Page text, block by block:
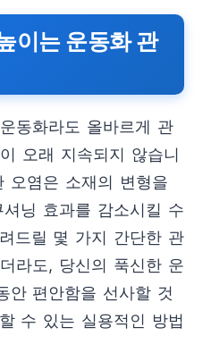
이는 운동화 관
동화라도 올바르게 관
오래 지속되지 않습니
오염은 소재의 변형을
닝 효과를 감소시킬 수
드릴 몇 가지 간단한 관
라도, 당신의 푹신한 운
안 편안함을 선사할 것
수 있는 실용적인 방법